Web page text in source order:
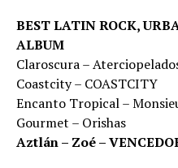
BEST LATIN ROCK,
ALBUM
Claroscura –
Coastcity – COASTCITY
Encanto Tropical –
Gourmet – Orishas
Aztlán – Zoé –